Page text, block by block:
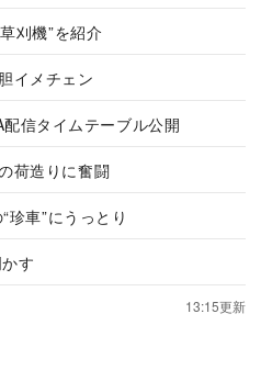
刈機”を紹介
イメチェン
信タイムテーブル公開
荷造りに奮闘
珍車”にうっとり
す
13:15更新